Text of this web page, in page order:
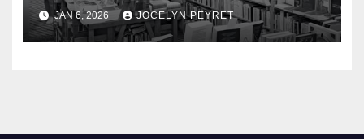
JAN 6, 2026 JOCELYN PEYRET